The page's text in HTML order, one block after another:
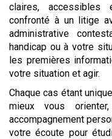
claires, accessibles
confronté à un litige
administrative
handicap ou à votre
les premières
votre situation et agir.
Chaque cas étant
mieux vous
accompagnement
votre écoute pour